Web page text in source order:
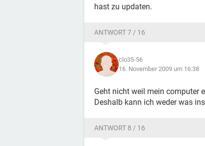
hast zu updaten.
ANTWORT 7 / 16
clo35-56
16. November 2009 um 16:38
Geht nicht weil mein computer
Deshalb kann ich weder was
ANTWORT 8 / 16